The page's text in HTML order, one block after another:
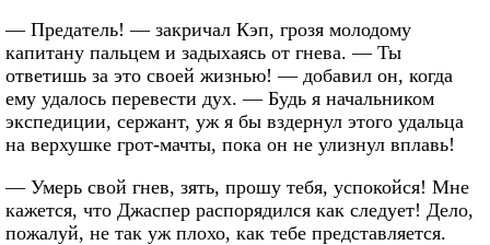
— Предатель! — закричал Кэп, грозя молодому
капитану пальцем и задыхаясь от гнева. — Ты
ответишь за это своей жизнью! — добавил он, когда
ему удалось перевести дух. — Будь я начальником
экспедиции, сержант, уж я бы вздернул этого удальца
на верхушке грот-мачты, пока он не улизнул вплавь!
— Умерь свой гнев, зять, прошу тебя, успокойся! Мне
кажется, что Джаспер распорядился как следует! Дело,
пожалуй, не так уж плохо, как тебе представляется.